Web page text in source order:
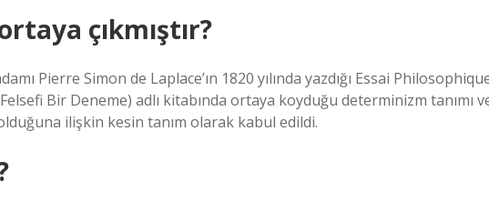
çıkmıştır?
Pierre Simon de Laplace’ın 1820 yılında yazdığı Essai
Bir Deneme) adlı kitabında ortaya koyduğu determinizm tanımı
ilişkin kesin tanım olarak kabul edildi.